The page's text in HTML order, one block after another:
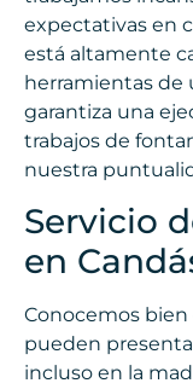
expectativas en
está altamente
herramientas de
garantiza una
trabajos de
nuestra
Servicio
en
Conocemos
pueden
incluso en la